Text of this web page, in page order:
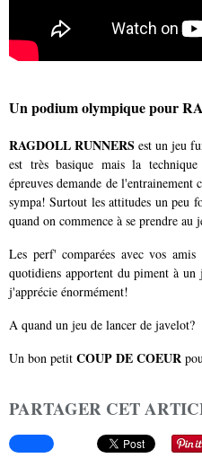
Un podium olympique pour
RAGDOLL RUNNERS est un jeu
est très basique mais la
épreuves demande de
sympa! Surtout les attitudes un peu
quand on commence à se prendre
Les perf' comparées avec vos
quotidiens apportent du piment à
j'apprécie énormément!
A quand un jeu de lancer de javelot?
Un bon petit COUP DE COEUR
PARTAGER CET